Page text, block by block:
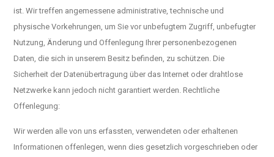
ist. Wir treffen angemessene administrative, technische und
physische Vorkehrungen, um Sie vor unbefugtem Zugriff, unbefugter
Nutzung, Änderung und Offenlegung Ihrer personenbezogenen
Daten, die sich in unserem Besitz befinden, zu schützen. Die
Sicherheit der Datenübertragung über das Internet oder drahtlose
Netzwerke kann jedoch nicht garantiert werden. Rechtliche
Offenlegung:
Wir werden alle von uns erfassten, verwendeten oder erhaltenen
Informationen offenlegen, wenn dies gesetzlich vorgeschrieben oder